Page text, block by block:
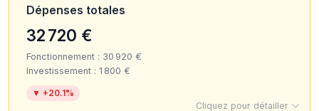
Dépenses totales
32 720 €
Fonctionnement : 30 920 €
Investissement : 1 800 €
▼ +20.1%
Cliquez pour détailler